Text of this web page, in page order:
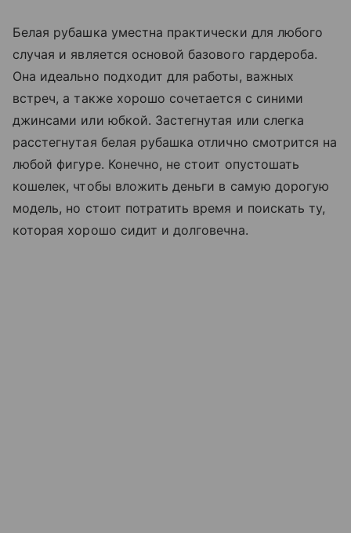
Белая рубашка уместна практически для любого
случая и является основой базового гардероба.
Она идеально подходит для работы, важных
встреч, а также хорошо сочетается с синими
джинсами или юбкой. Застегнутая или слегка
расстегнутая белая рубашка отлично смотрится на
любой фигуре. Конечно, не стоит опустошать
кошелек, чтобы вложить деньги в самую дорогую
модель, но стоит потратить время и поискать ту,
которая хорошо сидит и долговечна.